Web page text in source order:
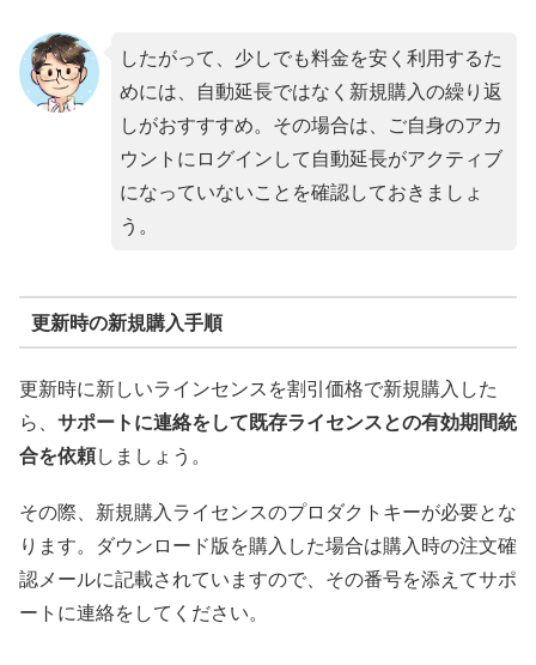
したがって、少しでも料金を安く利用するた
めには、自動延長ではなく新規購入の繰り返
しがおすすすめ。その場合は、ご自身のアカ
ウントにログインして自動延長がアクティブ
になっていないことを確認しておきましょ
う。
更新時の新規購入手順
更新時に新しいラインセンスを割引価格で新規購入した
ら、 サポートに連絡をして既存ライセンスとの有効期間統
合を依頼しましょう。
その際、新規購入ライセンスのプロダクトキーが必要とな
ります。ダウンロード版を購入した場合は購入時の注文確
認メールに記載されていますので、その番号を添えてサポ
ートに連絡をしてください。